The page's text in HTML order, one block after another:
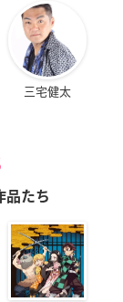
三宅健太
品たち